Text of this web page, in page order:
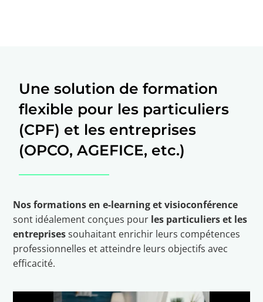
Une solution de formation
flexible pour les particuliers
(CPF) et les entreprises
(OPCO, AGEFICE, etc.)
Nos formations en e-learning et visioconférence
sont idéalement conçues pour les particuliers et les
entreprisessouhaitant enrichir leurs compétences
professionnelles et atteindre leurs objectifs avec
efficacité.